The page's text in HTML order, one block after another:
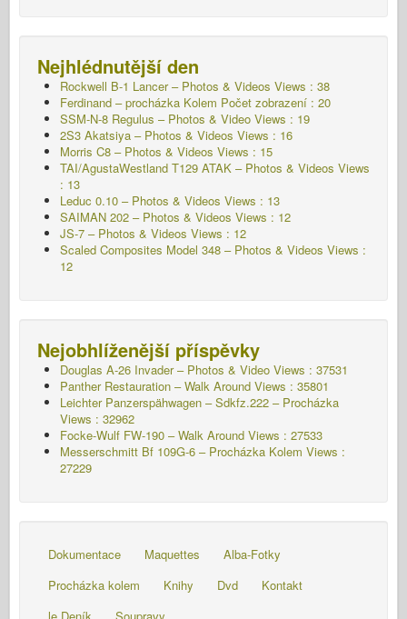
Nejhlédnutější den
Rockwell B-1 Lancer – Photos & Videos Views : 38
Ferdinand – procházka Kolem Počet zobrazení : 20
SSM-N-8 Regulus – Photos & Video Views : 19
2S3 Akatsiya – Photos & Videos Views : 16
Morris C8 – Photos & Videos Views : 15
TAI/AgustaWestland T129 ATAK – Photos & Videos Views
: 13
Leduc 0.10 – Photos & Videos Views : 13
SAIMAN 202 – Photos & Videos Views : 12
JS-7 – Photos & Videos Views : 12
Scaled Composites Model 348 – Photos & Videos Views :
12
Nejobhlíženější příspěvky
Douglas A-26 Invader – Photos & Video Views : 37531
Panther Restauration – Walk Around Views : 35801
Leichter Panzerspähwagen – Sdkfz.222 – Procházka
Views : 32962
Focke-Wulf FW-190 – Walk Around Views : 27533
Messerschmitt Bf 109G-6 – Procházka Kolem Views :
27229
Dokumentace Maquettes
Alba-Fotky
Procházka kolem
Knihy Dvd
Kontakt